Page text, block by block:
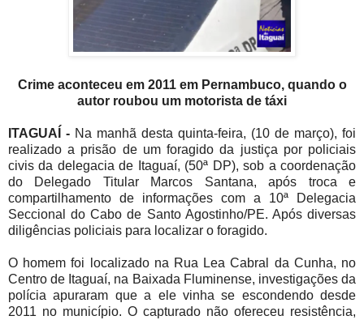
Crime aconteceu em 2011 em Pernambuco, quando o
autor roubou um motorista de táxi
ITAGUAÍ - Na manhã desta quinta-feira, (10 de março), foi
realizado a prisão de um foragido da justiça por policiais
civis da delegacia de Itaguaí, (50ª DP),sob a coordenação
do Delegado Titular Marcos Santana, após troca e
compartilhamento de informações com a 10ª Delegacia
Seccional do Cabo de Santo Agostinho/PE. Após diversas
diligências policiais para localizar o foragido.
O homem foi localizado na Rua Lea Cabral da Cunha, no
Centro de Itaguaí, na Baixada Fluminense, investigações da
polícia apuraram que a ele vinha se escondendo desde
2011 no município. O capturado não ofereceu resistência,